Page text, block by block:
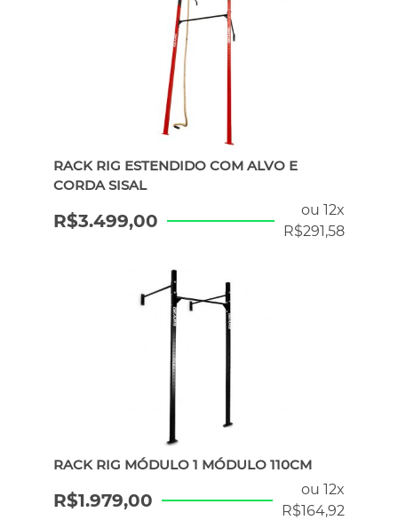
RACK RIG ESTENDIDO COM ALVO E
CORDA SISAL
ou 12x
R$291,58
R$3.499,00
RACK RIG MÓDULO 1 MÓDULO 110CM
ou 12x
R$164,92
R$1.979,00